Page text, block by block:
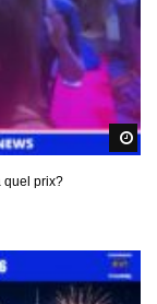
quel prix?